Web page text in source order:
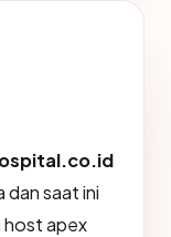
dan saat ini
host apex